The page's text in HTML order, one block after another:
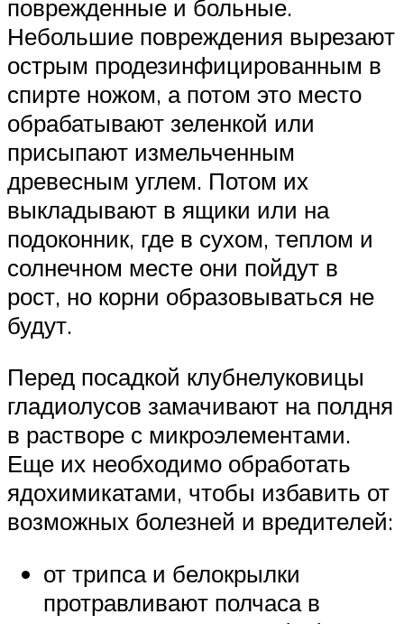
поврежденные и больные.
Небольшие повреждения вырезают
острым продезинфицированным в
спирте ножом, а потом это место
обрабатывают зеленкой или
присыпают измельченным
древесным углем. Потом их
выкладывают в ящики или на
подоконник, где в сухом, теплом и
солнечном месте они пойдут в
рост, но корни образовываться не
будут.
Перед посадкой клубнелуковицы
гладиолусов замачивают на полдня
в растворе с микроэлементами.
Еще их необходимо обработать
ядохимикатами, чтобы избавить от
возможных болезней и вредителей:
от трипса и белокрылки
протравливают полчаса в